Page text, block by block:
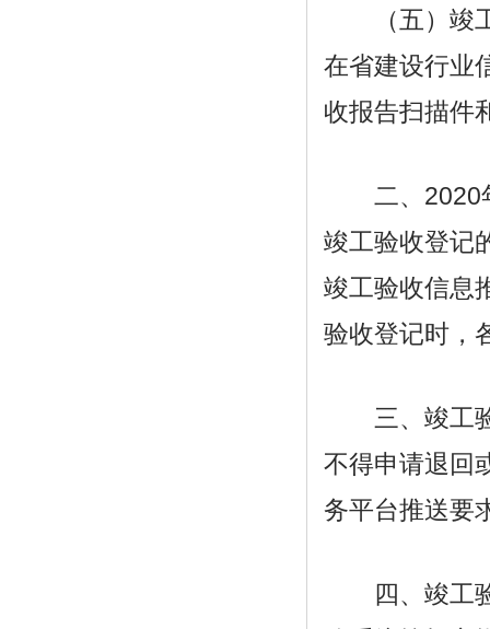
（五）竣工
在省建设行业
收报告扫描件
二、2020年
竣工验收登记
竣工验收信息
验收登记时，
三、竣工验
不得申请退回
务平台推送要
四、竣工验